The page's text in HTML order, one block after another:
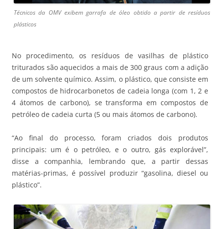
Técnicos da OMV exibem garrafa de óleo obtido a partir de resíduos
plásticos
No procedimento, os resíduos de vasilhas de plástico
triturados são aquecidos a mais de 300 graus com a adição
de um solvente químico. Assim, o plástico, que consiste em
compostos de hidrocarbonetos de cadeia longa (com 1, 2 e
4 átomos de carbono), se transforma em compostos de
petróleo de cadeia curta (5 ou mais átomos de carbono).
“Ao final do processo, foram criados dois produtos
principais: um é o petróleo, e o outro, gás explorável”,
disse a companhia, lembrando que, a partir dessas
matérias-primas, é possível produzir “gasolina, diesel ou
plástico”.